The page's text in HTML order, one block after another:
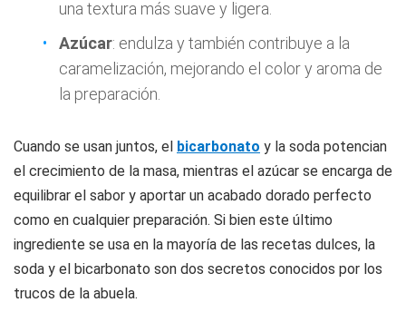
una textura más suave y ligera.
Azúcar: endulza y también contribuye a la
caramelización, mejorando el color y aroma de
la preparación.
Cuando se usan juntos, el bicarbonato y la soda potencian
el crecimiento de la masa, mientras el azúcar se encarga de
equilibrar el sabor y aportar un acabado dorado perfecto
como en cualquier preparación. Si bien este último
ingrediente se usa en la mayoría de las recetas dulces, la
soda y el bicarbonato son dos secretos conocidos por los
trucos de la abuela.